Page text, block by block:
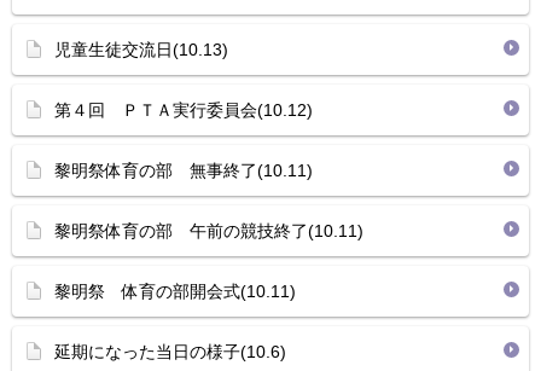
児童生徒交流日(10.13)
第４回 ＰＴＡ実行委員会(10.12)
黎明祭体育の部 無事終了(10.11)
黎明祭体育の部 午前の競技終了(10.11)
黎明祭 体育の部開会式(10.11)
延期になった当日の様子(10.6)